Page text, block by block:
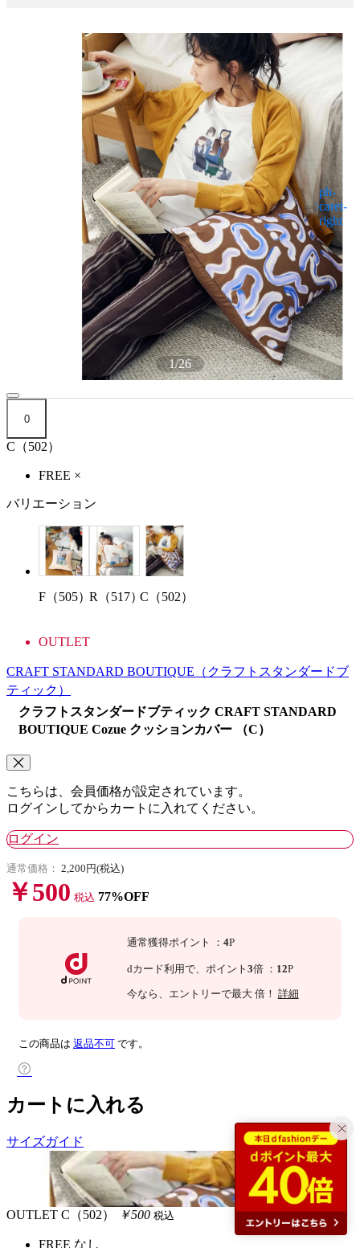
1/26
0
C（502）
FREE ×
バリエーション
F（505）R（517）C（502）
OUTLET
CRAFT STANDARD BOUTIQUE （クラフトスタンダードブ
ティック）
クラフトスタンダードブティック CRAFT STANDARD
BOUTIQUE Cozue クッションカバー （C）
こちらは、会員価格が設定されています。
ログインしてからカートに入れてください。
ログイン
通常価格： 2,200円(税込)
￥500 税込 77%OFF
通常獲得ポイント ： 4P
dカード利用で、 ポイント 3倍 ： 12P
今なら 、エントリーで最大 倍！ 詳細
この商品は 返品不可 です。
カートに入れる
サイズガイド
OUTLET C（502） ￥500 税込
FREE なし